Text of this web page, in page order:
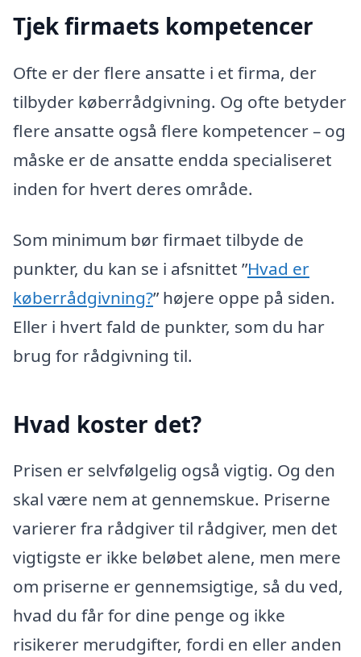
Tjek firmaets kompetencer
Ofte er der flere ansatte i et firma, der
tilbyder køberrådgivning. Og ofte betyder
flere ansatte også flere kompetencer – og
måske er de ansatte endda specialiseret
inden for hvert deres område.
Som minimum bør firmaet tilbyde de
punkter, du kan se i afsnittet ”Hvad er
køberrådgivning?” højere oppe på siden.
Eller i hvert fald de punkter, som du har
brug for rådgivning til.
Hvad koster det?
Prisen er selvfølgelig også vigtig. Og den
skal være nem at gennemskue. Priserne
varierer fra rådgiver til rådgiver, men det
vigtigste er ikke beløbet alene, men mere
om priserne er gennemsigtige, så du ved,
hvad du får for dine penge og ikke
risikerer merudgifter, fordi en eller anden